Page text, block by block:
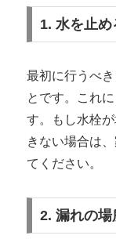
1. 水を止め
最初に行うべ
とです。これ
す。もし水栓
きない場合は
てください。
2. 漏れの